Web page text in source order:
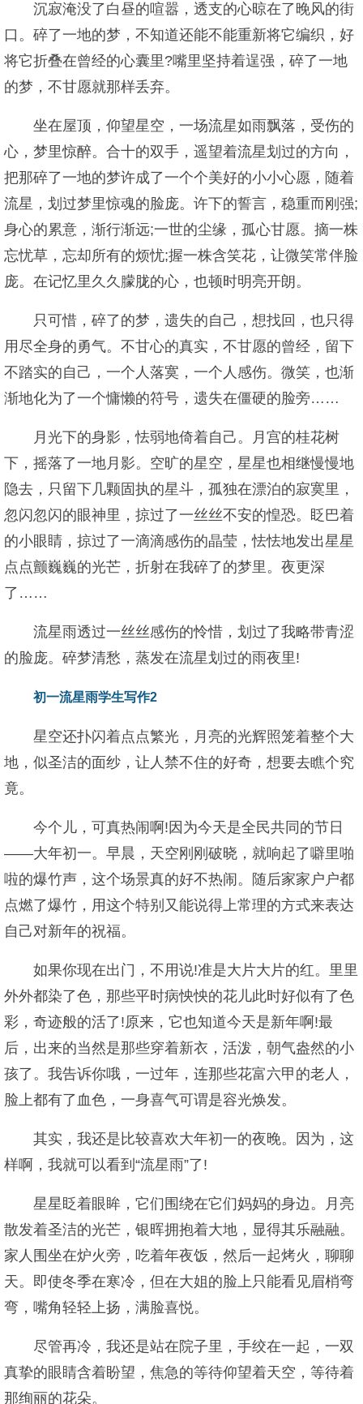
沉寂淹没了白昼的喧嚣，透支的心晾在了晚风的街
口。碎了一地的梦，不知道还能不能重新将它编织，好
将它折叠在曾经的心囊里?嘴里坚持着逞强，碎了一地
的梦，不甘愿就那样丢弃。
坐在屋顶，仰望星空，一场流星如雨飘落，受伤的
心，梦里惊醉。合十的双手，遥望着流星划过的方向，
把那碎了一地的梦许成了一个个美好的小小心愿，随着
流星，划过梦里惊魂的脸庞。许下的誓言，稳重而刚强;
身心的累意，渐行渐远;一世的尘缘，孤心甘愿。摘一株
忘忧草，忘却所有的烦忧;握一株含笑花，让微笑常伴脸
庞。在记忆里久久朦胧的心，也顿时明亮开朗。
只可惜，碎了的梦，遗失的自己，想找回，也只得
用尽全身的勇气。不甘心的真实，不甘愿的曾经，留下
不踏实的自己，一个人落寞，一个人感伤。微笑，也渐
渐地化为了一个慵懒的符号，遗失在僵硬的脸旁……
月光下的身影，怯弱地倚着自己。月宫的桂花树
下，摇落了一地月影。空旷的星空，星星也相继慢慢地
隐去，只留下几颗固执的星斗，孤独在漂泊的寂寞里，
忽闪忽闪的眼神里，掠过了一丝丝不安的惶恐。眨巴着
的小眼睛，掠过了一滴滴感伤的晶莹，怯怯地发出星星
点点颤巍巍的光芒，折射在我碎了的梦里。夜更深
了……
流星雨透过一丝丝感伤的怜惜，划过了我略带青涩
的脸庞。碎梦清愁，蒸发在流星划过的雨夜里!
初一流星雨学生写作2
星空还扑闪着点点繁光，月亮的光辉照笼着整个大
地，似圣洁的面纱，让人禁不住的好奇，想要去瞧个究
竟。
今个儿，可真热闹啊!因为今天是全民共同的节日
——大年初一。早晨，天空刚刚破晓，就响起了噼里啪
啦的爆竹声，这个场景真的好不热闹。随后家家户户都
点燃了爆竹，用这个特别又能说得上常理的方式来表达
自己对新年的祝福。
如果你现在出门，不用说!准是大片大片的红。里里
外外都染了色，那些平时病怏怏的花儿此时好似有了色
彩，奇迹般的活了!原来，它也知道今天是新年啊!最
后，出来的当然是那些穿着新衣，活泼，朝气盎然的小
孩了。我告诉你哦，一过年，连那些花富六甲的老人，
脸上都有了血色，一身喜气可谓是容光焕发。
其实，我还是比较喜欢大年初一的夜晚。因为，这
样啊，我就可以看到“流星雨”了!
星星眨着眼眸，它们围绕在它们妈妈的身边。月亮
散发着圣洁的光芒，银晖拥抱着大地，显得其乐融融。
家人围坐在炉火旁，吃着年夜饭，然后一起烤火，聊聊
天。即使冬季在寒冷，但在大姐的脸上只能看见眉梢弯
弯，嘴角轻轻上扬，满脸喜悦。
尽管再冷，我还是站在院子里，手绞在一起，一双
真挚的眼睛含着盼望，焦急的等待仰望着天空，等待着
那绚丽的花朵。